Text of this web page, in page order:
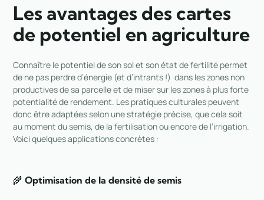
Les avantages des cartes
de potentiel en agriculture
Connaître le potentiel de son sol et son état de fertilité permet
de ne pas perdre d’énergie (et d’intrants !) dans les zones non
productives de sa parcelle et de miser sur les zones à plus forte
potentialité de rendement. Les pratiques culturales peuvent
donc être adaptées selon une stratégie précise, que cela soit
au moment du semis, de la fertilisation ou encore de l’irrigation.
Voici quelques applications concrètes :
🌾Optimisation de la densité de semis